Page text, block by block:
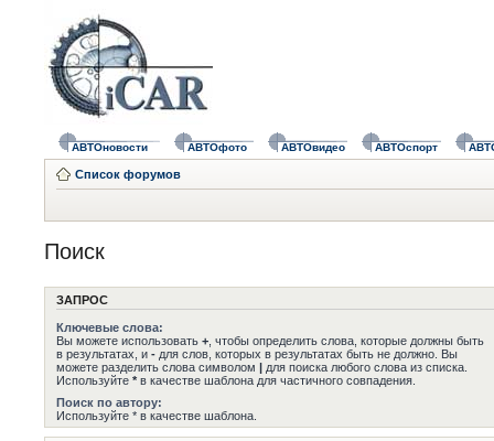
АВТОновости АВТОфото АВТОвидео АВТОспорт
Список форумов
Поиск
ЗАПРОС
Ключевые слова:
Вы можете использовать + , чтобы определить слова, которые должны быть
в результатах, и - для слов, которых в результатах быть не должно. Вы
можете разделить слова символом | для поиска любого слова из списка.
Используйте * в качестве шаблона для частичного совпадения.
Поиск по автору:
Используйте * в качестве шаблона.